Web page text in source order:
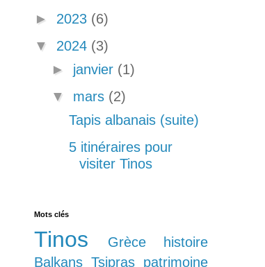
► 2023 (6)
▼ 2024 (3)
► janvier (1)
▼ mars (2)
Tapis albanais (suite)
5 itinéraires pour
visiter Tinos
Mots clés
Tinos Grèce
histoire
Balkans Tsipras patrimoine